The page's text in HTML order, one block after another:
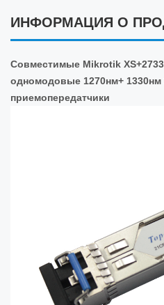
ИНФОРМАЦИЯ О
Совместимые Mikrotik
одномодовые 1270нм+ 1330нм
приемопередатчики